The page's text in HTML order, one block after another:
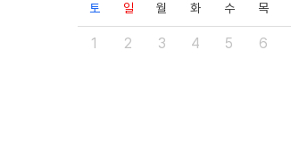
토
1
일
2
월
3
화
4
수
5
목
6